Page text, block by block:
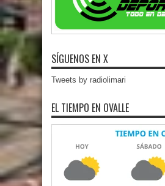
SÍGUENOS EN X
Tweets by radiolimari
EL TIEMPO EN OVALLE